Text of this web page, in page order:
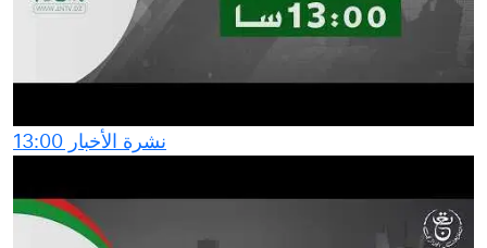
نشرة الأخبار 13:00